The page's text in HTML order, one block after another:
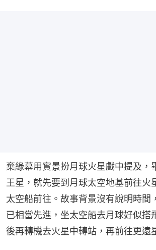
棄綠幕用實景扮月球火星戲中提及，
王星，就先要到月球太空地基前往火
太空船前往。故事背景沒有說明時間
已相當先進，坐太空船去月球好似搭
後再轉機去火星中轉站，再前往更遠